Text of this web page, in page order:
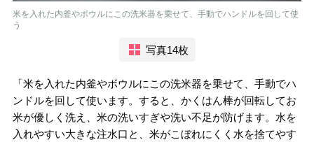
米を入れた内釜やボウルにこの洗米器を乗せて、手動でハンドルを回して使
う
写真14枚
「米を入れた内釜やボウルにこの洗米器を乗せて、手動でハ
ンドルを回して使います。すると、かくはん棒が回転してお
米が優しく洗え、米の洗いすぎや洗い不足が防げます。水を
入れやすい大きな注水口と、米がこぼれにくく水を捨てやす